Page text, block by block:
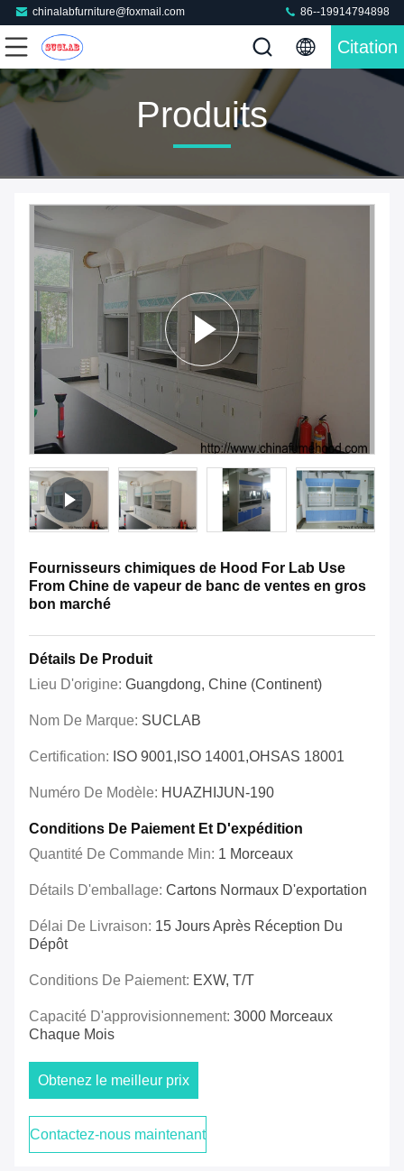
chinalabfurniture@foxmail.com 86--19914794898
Citation
Produits
Fournisseurs chimiques de Hood For Lab Use
From Chine de vapeur de banc de ventes en gros
bon marché
Détails De Produit
Lieu D'origine: Guangdong, Chine (continent)
Nom De Marque: SUCLAB
Certification: ISO 9001,ISO 14001,OHSAS 18001
Numéro De Modèle: HUAZHIJUN-190
Conditions De Paiement Et D'expédition
Quantité De Commande Min: 1 Morceaux
Détails D'emballage: Cartons Normaux D'exportation
Délai De Livraison: 15 Jours Après Réception Du
Dépôt
Conditions De Paiement: EXW, T/T
Capacité D'approvisionnement: 3000 Morceaux
Chaque Mois
Obtenez le meilleur prix
Contactez-nous maintenant